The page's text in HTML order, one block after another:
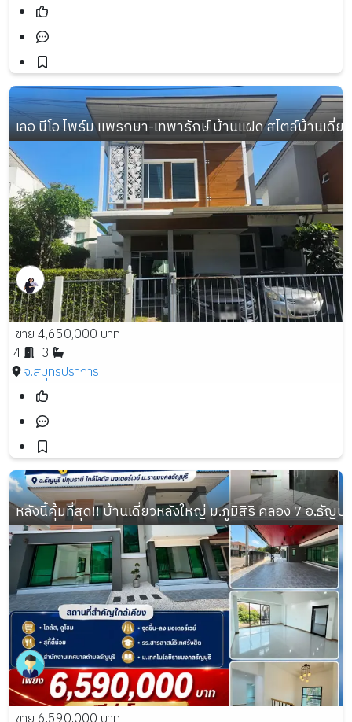
เลอ นีโอ ไพร์ม แพรกษา-เทพารักษ์ บ้านแฝด สไตล์บ้านเดี่
ขาย 4,650,000 บาท
4
3
จ.สมุทรปราการ
หลังนี้คุ้มที่สุด!! บ้านเดี่ยวหลังใหญ่ ม.ภูมิสิริ คลอง 7 อ.ธัญบุ